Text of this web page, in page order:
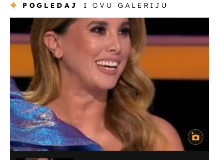
POGLEDAJ I OVU GALERIJU